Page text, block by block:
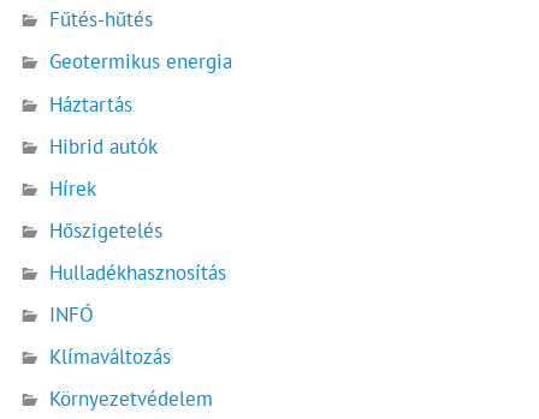
Fűtés-hűtés
Geotermikus energia
Háztartás
Hibrid autók
Hírek
Hőszigetelés
Hulladékhasznosítás
INFÓ
Klímaváltozás
Környezetvédelem